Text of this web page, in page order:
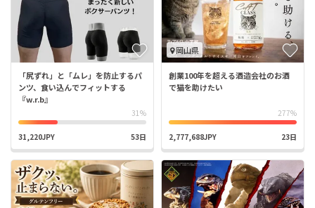
「尻ずれ」と「ムレ」を防止するパ
ンツ、食い込んでフィットする
『w.r.b』
31%
31,220JPY 53日
岡山県
創業100年を超える酒造会社のお酒
で猫を助けたい
277%
2,777,688JPY 23日